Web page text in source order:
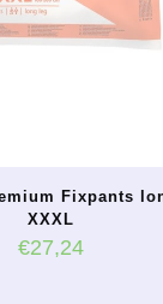
Fixpants
XXXL
€27,24